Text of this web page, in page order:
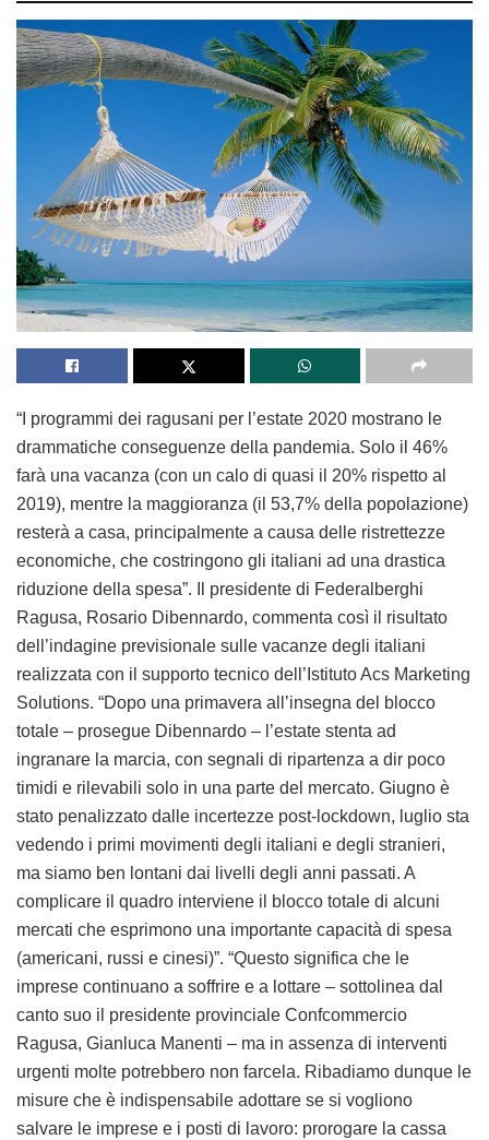
“I programmi dei ragusani per l’estate 2020 mostrano le
drammatiche conseguenze della pandemia. Solo il 46%
farà una vacanza (con un calo di quasi il 20% rispetto al
2019), mentre la maggioranza (il 53,7% della popolazione)
resterà a casa, principalmente a causa delle ristrettezze
economiche, che costringono gli italiani ad una drastica
riduzione della spesa”. Il presidente di Federalberghi
Ragusa, Rosario Dibennardo, commenta così il risultato
dell’indagine previsionale sulle vacanze degli italiani
realizzata con il supporto tecnico dell’Istituto Acs Marketing
Solutions. “Dopo una primavera all’insegna del blocco
totale – prosegue Dibennardo – l’estate stenta ad
ingranare la marcia, con segnali di ripartenza a dir poco
timidi e rilevabili solo in una parte del mercato. Giugno è
stato penalizzato dalle incertezze post-lockdown, luglio sta
vedendo i primi movimenti degli italiani e degli stranieri,
ma siamo ben lontani dai livelli degli anni passati. A
complicare il quadro interviene il blocco totale di alcuni
mercati che esprimono una importante capacità di spesa
(americani, russi e cinesi)”. “Questo significa che le
imprese continuano a soffrire e a lottare – sottolinea dal
canto suo il presidente provinciale Confcommercio
Ragusa, Gianluca Manenti – ma in assenza di interventi
urgenti molte potrebbero non farcela. Ribadiamo dunque le
misure che è indispensabile adottare se si vogliono
salvare le imprese e i posti di lavoro: prorogare la cassa